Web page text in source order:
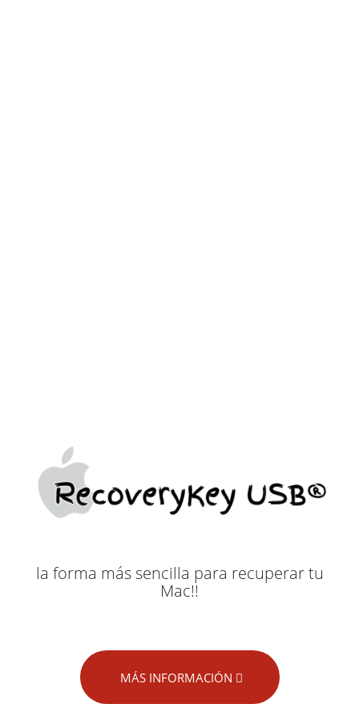
la forma más sencilla para recuperar tu
Mac!!
MÁS INFORMACIÓN